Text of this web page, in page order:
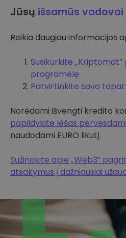
Jūsų išsamūs vadovai
Reikia daugiau informacijos
Susikurkite
programėlę
Patvirtinkite savo
Norėdami išvengti kredito
papildykite lėšas
naudodami EURO likutį.
Sužinokite apie „Web3“
atsakymus į dažniausiai